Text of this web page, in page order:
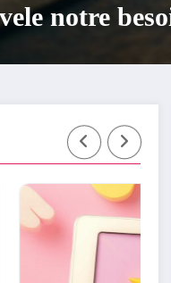
: Guide
la tablette
dans leur